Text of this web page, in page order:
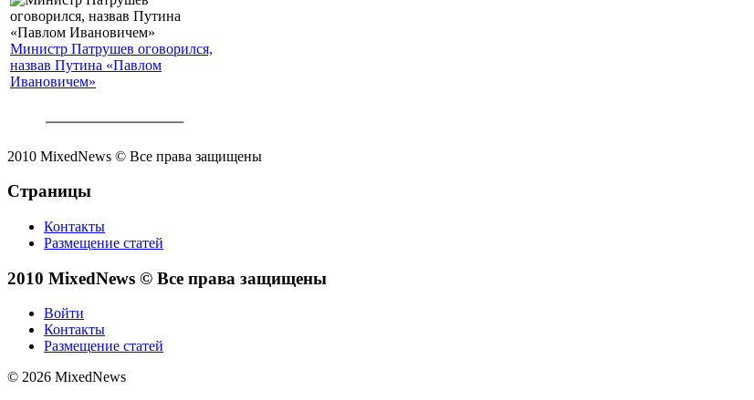
Министр Патрушев оговорился,
назвав Путина «Павлом
Ивановичем»
2010 MixedNews © Все права защищены
Страницы
Контакты
Размещение статей
2010 MixedNews © Все права защищены
Войти
Контакты
Размещение статей
© 2026 MixedNews